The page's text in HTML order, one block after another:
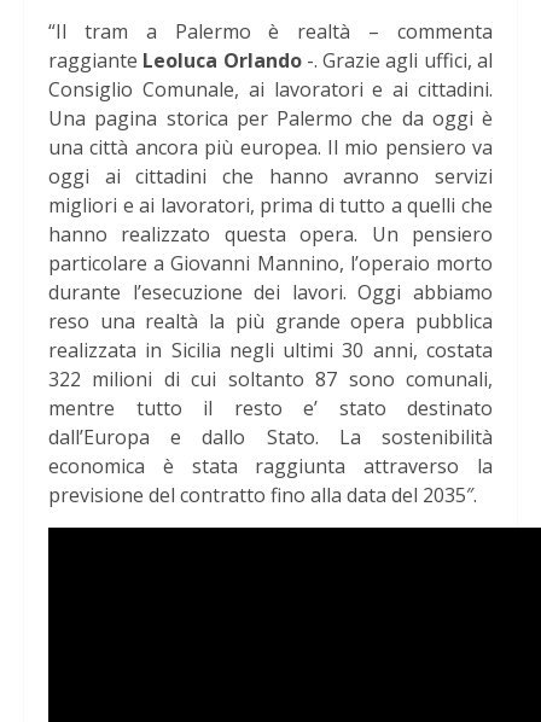
“Il tram a Palermo è realtà – commenta
raggiante Leoluca Orlando-. Grazie agli uffici, al
Consiglio Comunale, ai lavoratori e ai cittadini.
Una pagina storica per Palermo che da oggi è
una città ancora più europea. Il mio pensiero va
oggi ai cittadini che hanno avranno servizi
migliori e ai lavoratori, prima di tutto a quelli che
hanno realizzato questa opera. Un pensiero
particolare a Giovanni Mannino, l’operaio morto
durante l’esecuzione dei lavori. Oggi abbiamo
reso una realtà la più grande opera pubblica
realizzata in Sicilia negli ultimi 30 anni, costata
322 milioni di cui soltanto 87 sono comunali,
mentre tutto il resto e’ stato destinato
dall’Europa e dallo Stato. La sostenibilità
economica è stata raggiunta attraverso la
previsione del contratto fino alla data del 2035″.